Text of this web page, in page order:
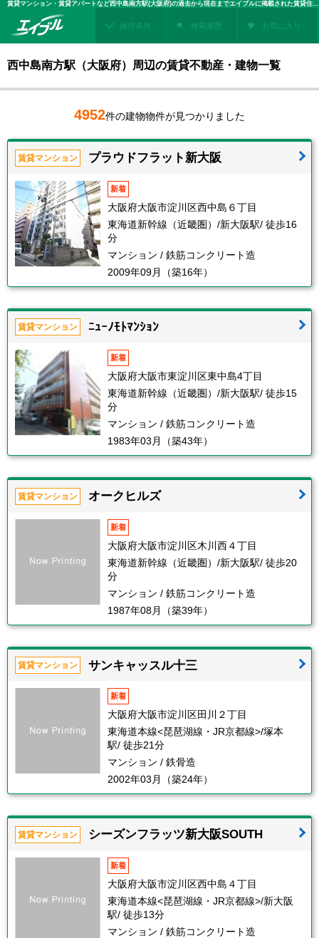
賃貸マンション・賃貸アパートなど西中島南方駅(大阪府)の過去から現在までエイブルに掲載された賃貸住宅情報・建物情報を検索！不動産賃貸を探すなら、お部屋探しのエイブル
保存条件 検索履歴 お気に入り
西中島南方駅（大阪府）周辺の賃貸不動産・建物一覧
4952件の建物物件が見つかりました
賃貸マンション プラウドフラット新大阪
新着
大阪府大阪市淀川区西中島６丁目
東海道新幹線（近畿圏）/新大阪駅/ 徒歩16
分
マンション / 鉄筋コンクリート造
2009年09月（築16年）
賃貸マンション ﾆｭｰﾉﾓﾄﾏﾝｼｮﾝ
新着
大阪府大阪市東淀川区東中島4丁目
東海道新幹線（近畿圏）/新大阪駅/ 徒歩15
分
マンション / 鉄筋コンクリート造
1983年03月（築43年）
賃貸マンション オークヒルズ
新着
大阪府大阪市淀川区木川西４丁目
東海道新幹線（近畿圏）/新大阪駅/ 徒歩20
分
マンション / 鉄筋コンクリート造
1987年08月（築39年）
賃貸マンション サンキャッスル十三
新着
大阪府大阪市淀川区田川２丁目
東海道本線<琵琶湖線・JR京都線>/塚本
駅/ 徒歩21分
マンション / 鉄骨造
2002年03月（築24年）
賃貸マンション シーズンフラッツ新大阪SOUTH
新着
大阪府大阪市淀川区西中島４丁目
東海道本線<琵琶湖線・JR京都線>/新大阪
駅/ 徒歩13分
マンション / 鉄筋コンクリート造